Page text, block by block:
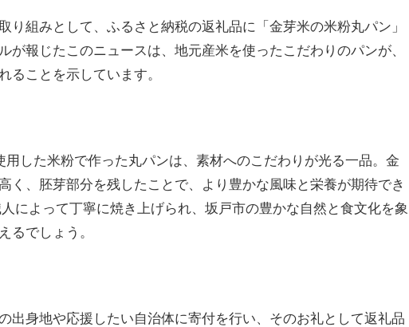
り組みとして、ふるさと納税の返礼品に「金芽米の米粉丸パン」
が報じたこのニュースは、地元産米を使ったこだわりのパンが、
ることを示しています。
した米粉で作った丸パンは、素材へのこだわりが光る一品。金
く、胚芽部分を残したことで、より豊かな風味と栄養が期待でき
によって丁寧に焼き上げられ、坂戸市の豊かな自然と食文化を象
るでしょう。
出身地や応援したい自治体に寄付を行い、そのお礼として返礼品